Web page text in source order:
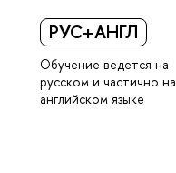
РУС+АНГЛ
Обучение ведется на
русском и частично на
английском языке